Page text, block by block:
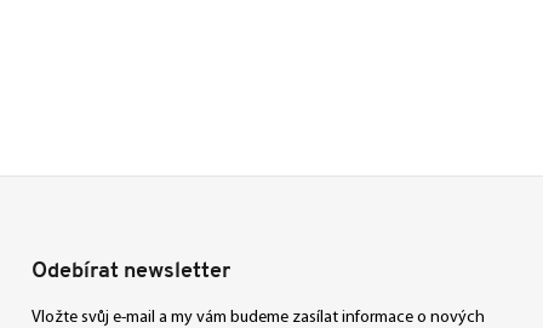
Odebírat newsletter
Vložte svůj e-mail a my vám budeme zasílat informace o nových